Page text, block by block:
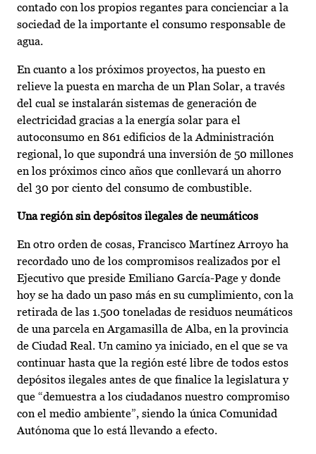
contado con los propios regantes para concienciar a la
sociedad de la importante el consumo responsable de
agua.
En cuanto a los próximos proyectos, ha puesto en
relieve la puesta en marcha de un Plan Solar, a través
del cual se instalarán sistemas de generación de
electricidad gracias a la energía solar para el
autoconsumo en 861 edificios de la Administración
regional, lo que supondrá una inversión de 50 millones
en los próximos cinco años que conllevará un ahorro
del 30 por ciento del consumo de combustible.
Una región sin depósitos ilegales de neumáticos
En otro orden de cosas, Francisco Martínez Arroyo ha
recordado uno de los compromisos realizados por el
Ejecutivo que preside Emiliano García-Page y donde
hoy se ha dado un paso más en su cumplimiento, con la
retirada de las 1.500 toneladas de residuos neumáticos
de una parcela en Argamasilla de Alba, en la provincia
de Ciudad Real. Un camino ya iniciado, en el que se va
continuar hasta que la región esté libre de todos estos
depósitos ilegales antes de que finalice la legislatura y
que “demuestra a los ciudadanos nuestro compromiso
con el medio ambiente”, siendo la única Comunidad
Autónoma que lo está llevando a efecto.